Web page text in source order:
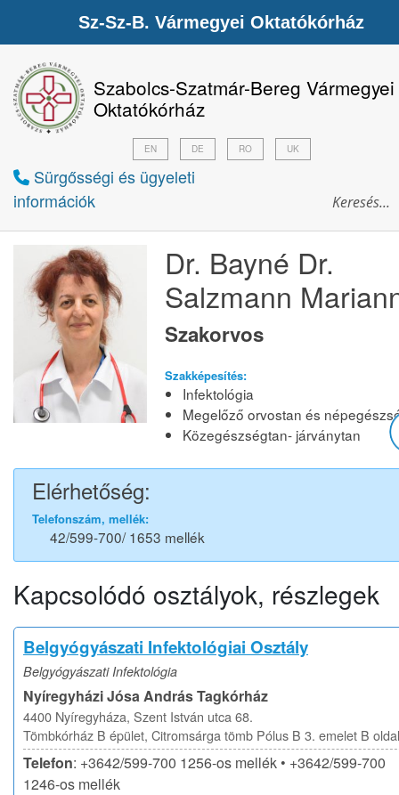
Szabolcs-Szatmár-Bereg Vármegyei
Oktatókórház
Sürgősségi és ügyeleti
információk
EN DE RO UK
Dr. Bayné Dr.
Salzmann
Szakorvos
Szakképesítés:
Infektológia
Megelőző orvostan és
Közegészségtan- járványtan
Elérhetőség:
Telefonszám, mellék:
42/599-700/ 1653 mellék
Kapcsolódó osztályok, részlegek
Belgyógyászati Infektológiai Osztály
Belgyógyászati Infektológia
Nyíregyházi Jósa András Tagkórház
4400 Nyíregyháza, Szent István utca 68.
Tömbkórház B épület, Citromsárga tömb Pólus B 3. emelet B oldal
Telefon: +3642/599-700 1256-os mellék • +3642/599-700
1246-os mellék
Sz-Sz-B. Vármegyei Oktatókórház